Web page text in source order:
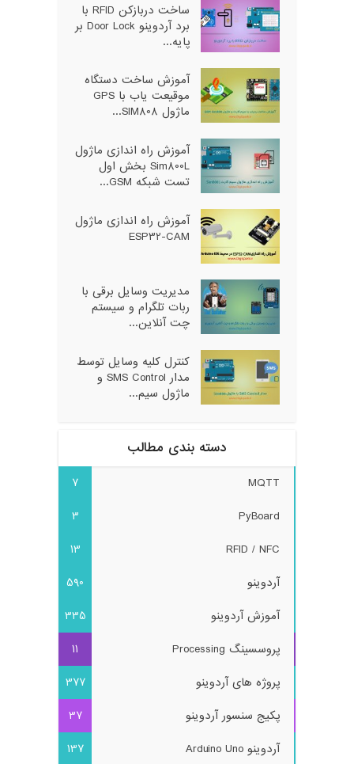
ساخت دربازکن RFID با
برد آردوینو Door Lock بر
پایه...
آموزش ساخت دستگاه
موقیعت یاب با GPS
ماژول SIM808...
آموزش راه اندازی ماژول
Sim800L بخش اول
تست شبکه GSM...
آموزش راه اندازی ماژول
ESP32-CAM
مدیریت وسایل برقی با
ربات تلگرام و سیستم
چت آنلاین...
کنترل کلیه وسایل توسط
مدار SMS Control و
ماژول سیم...
دسته بندی مطالب
MQTT
7
PyBoard
3
RFID / NFC
13
آردوینو
590
آموزش آردوینو
335
پروسسینگ Processing
11
پروژه های آردوینو
377
پکیج سنسور آردوینو
37
آردوینو Arduino Uno
137